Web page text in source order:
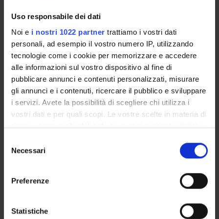
Uso responsabile dei dati
Noi e i nostri 1022 partner trattiamo i vostri dati
personali, ad esempio il vostro numero IP, utilizzando
tecnologie come i cookie per memorizzare e accedere
alle informazioni sul vostro dispositivo al fine di
pubblicare annunci e contenuti personalizzati, misurare
gli annunci e i contenuti, ricercare il pubblico e sviluppare
i servizi. Avete la possibilità di scegliere chi utilizza i
vostri dati e per quali scopi. Le vostre scelte in materia di
privacy sono applicabili solo su questa proprietà digitale
modificare o revocare il proprio consenso in qualsiasi
momento dalla Dichiarazione sui cookie o facendo clic
raccogliere informazioni sulla tua posizione
delNecessari
Preferenze
Statistiche
SPONSORS:
Funds:assigned and managed by the department
PROJECT PARTICIPANTS
Andrea Cipriani